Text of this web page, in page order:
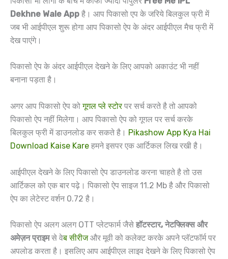
Dekhne Wale App है। आप पिकासो एप के जरिये बिलकुल फ्री में
जब भी आईपीएल शुरू होगा आप पिकासो ऐप के अंदर आईपीएल मैच फ्री में
देख पाएंगे।
पिकासो ऐप के अंदर आईपीएल देखने के लिए आपको अकाउंट भी नहीं
बनाना पड़ता है।
अगर आप पिकासो ऐप कोगूगल प्ले स्टोरपर सर्च करते है तो आपको
पिकासो ऐप नहीं मिलेगा। आप पिकासो ऐप को गूगल पर सर्च करके
बिलकुल फ्री में डाउनलोड कर सकते है। Pikashow App Kya Hai
Download Kaise Kare हमने इसपर एक आर्टिकल लिख रखी है।
आईपीएल देखने के लिए पिकासो ऐप डाउनलोड करना चाहते है तो उस
आर्टिकल को एक बार पढ़े। पिकासो ऐप साइज 11.2 Mb है और पिकासो
ऐप का लेटेस्ट वर्शन 0.72 है।
पिकासो ऐप अलग अलग OTT प्लेटफार्म जैसे हॉटस्टार, नेटफ्लिक्स और
अमेज़न प्राइमसे वेब सीरीजऔर मूवी को कलेक्ट करके अपने प्लॅटफॉर्म पर
अपलोड करता है। इसलिए आप आईपीएल लाइव देखने के लिए पिकासो ऐप